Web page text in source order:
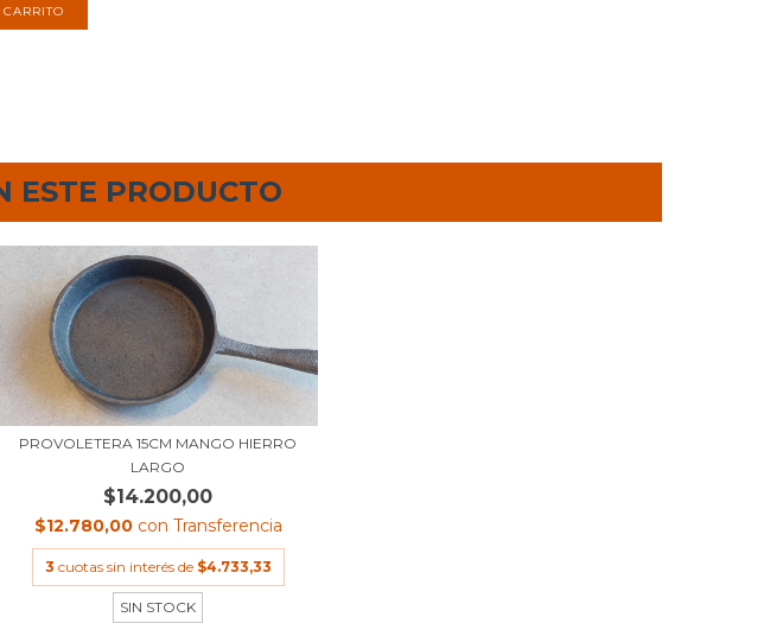
ESTE PRODUCTO
PROVOLETERA 15CM MANGO HIERRO
LARGO
$14.200,00
$12.780,00 con Transferencia
3 cuotas sin interés de $4.733,33
SIN STOCK